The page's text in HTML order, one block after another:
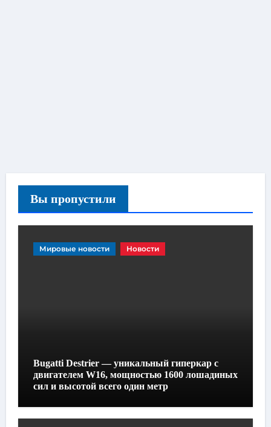
Вы пропустили
Мировые новости Новости
Bugatti Destrier — уникальный гиперкар с
двигателем W16, мощностью 1600 лошадиных
сил и высотой всего один метр